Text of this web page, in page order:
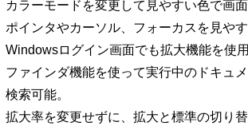
カラーモードを変更して見やすい色で画面
ポインタやカーソル、フォーカスを見や
Windowsログイン画面でも拡大機能を使用
ファインダ機能を使って実行中のドキュ
検索可能。
拡大率を変更せずに、拡大と標準の切り替